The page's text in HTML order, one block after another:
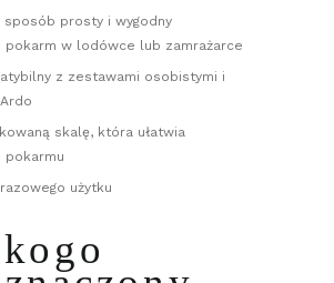
sposób prosty i wygodny
pokarm w lodówce lub zamrażarce
z zestawami osobistymi i
skalę, która ułatwia
pokarmu
użytku